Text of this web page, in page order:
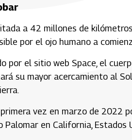
a 42 millones de
por el ojo humano a
por el sitio web Space, el
su mayor acercamiento al
vez en marzo de 2022
en California, Estados